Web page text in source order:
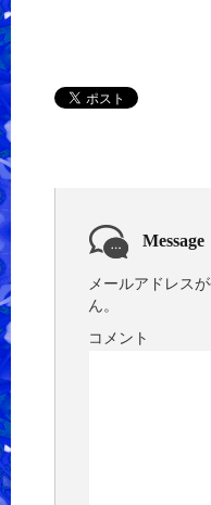
Message
メールアドレス
ん。
コメント